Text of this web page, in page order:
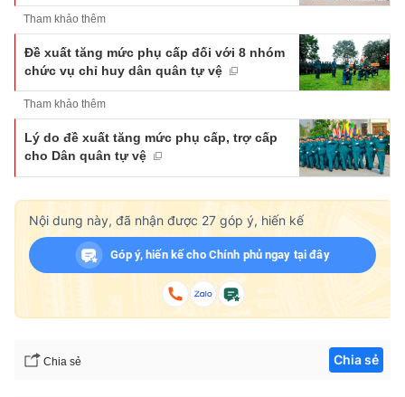
Tham khảo thêm
Đề xuất tăng mức phụ cấp đối với 8 nhóm
chức vụ chỉ huy dân quân tự vệ
Tham khảo thêm
Lý do đề xuất tăng mức phụ cấp, trợ cấp
cho Dân quân tự vệ
Nội dung này, đã nhận được 27 góp ý, hiến kế
Góp ý, hiến kế cho Chính phủ ngay tại đây
Chia sẻ Chia sẻ